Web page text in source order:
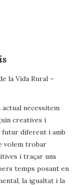
la Vida Rural –
necessitem
creatives i
diferent i amb
volem trobar
i traçar uns
temps posant en
la igualtat i la